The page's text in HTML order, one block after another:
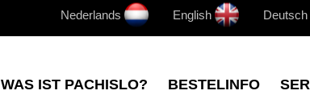
Nederlands English Deutsch
WAS IST PACHISLO? BESTELINFO